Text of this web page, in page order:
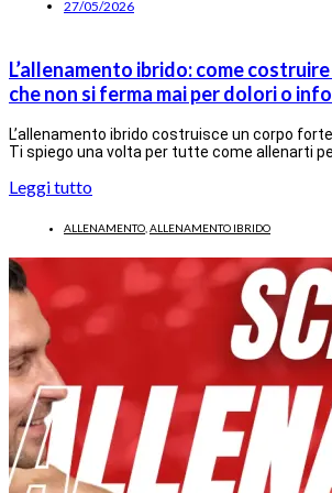
27/05/2026
L’allenamento ibrido: come
che non si ferma mai per dolori o
L’allenamento ibrido costruisce un corpo
Ti spiego una volta per tutte come allenarti
Leggi tutto
ALLENAMENTO ALLENAMENTO IBRIDO